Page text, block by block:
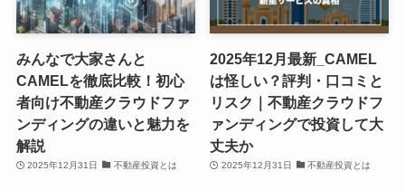
みんなで大家さんと
CAMELを徹底比較！初心
者向け不動産クラウドファ
ンディングの違いと魅力を
解説
2025年12月31日 不動産投資とは
2025年12月最新_CAMEL
は怪しい？評判・口コミと
リスク｜不動産クラウドフ
ァンディングで投資して大
丈夫か
2025年12月31日 不動産投資とは